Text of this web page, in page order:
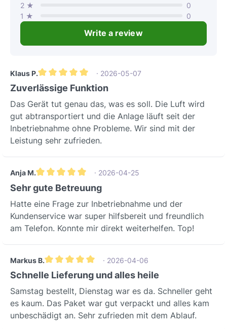
2 ★
0
1 ★
0
Write a review
Klaus P.
Gemiddelde waardering van 5 van 5 sterren
· 2026-05-07
Zuverlässige Funktion
Das Gerät tut genau das, was es soll. Die Luft wird
gut abtransportiert und die Anlage läuft seit der
Inbetriebnahme ohne Probleme. Wir sind mit der
Leistung sehr zufrieden.
Anja M.
Gemiddelde waardering van 5 van 5 sterren
· 2026-04-25
Sehr gute Betreuung
Hatte eine Frage zur Inbetriebnahme und der
Kundenservice war super hilfsbereit und freundlich
am Telefon. Konnte mir direkt weiterhelfen. Top!
Markus B.
Gemiddelde waardering van 5 van 5 sterren
· 2026-04-06
Schnelle Lieferung und alles heile
Samstag bestellt, Dienstag war es da. Schneller geht
es kaum. Das Paket war gut verpackt und alles kam
unbeschädigt an. Sehr zufrieden mit dem Ablauf.